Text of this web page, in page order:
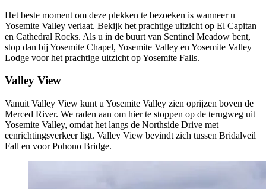
Het beste moment om deze plekken te bezoeken is wanneer u
Yosemite Valley verlaat. Bekijk het prachtige uitzicht op El Capitan
en Cathedral Rocks. Als u in de buurt van Sentinel Meadow bent,
stop dan bij Yosemite Chapel, Yosemite Valley en Yosemite Valley
Lodge voor het prachtige uitzicht op Yosemite Falls.
Valley View
Vanuit Valley View kunt u Yosemite Valley zien oprijzen boven de
Merced River. We raden aan om hier te stoppen op de terugweg uit
Yosemite Valley, omdat het langs de Northside Drive met
eenrichtingsverkeer ligt. Valley View bevindt zich tussen Bridalveil
Fall en voor Pohono Bridge.